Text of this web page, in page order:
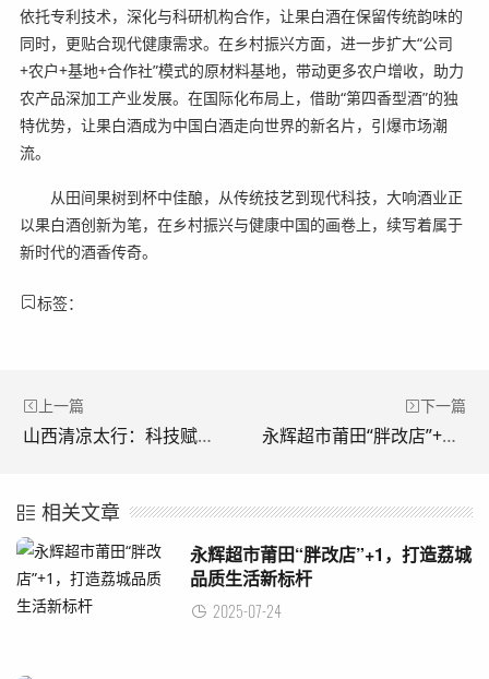
依托专利技术，深化与科研机构合作，让果白酒在保留传统韵味的
同时，更贴合现代健康需求。在乡村振兴方面，进一步扩大“公司
+农户+基地+合作社”模式的原材料基地，带动更多农户增收，助力
农产品深加工产业发展。在国际化布局上，借助“第四香型酒”的独
特优势，让果白酒成为中国白酒走向世界的新名片，引爆市场潮
流。
从田间果树到杯中佳酿，从传统技艺到现代科技，大响酒业正
以果白酒创新为笔，在乡村振兴与健康中国的画卷上，续写着属于
新时代的酒香传奇。
标签：
上一篇
山西清凉太行：科技赋能火麻产业 绘就乡村振兴太行画卷
下一篇
永辉超市莆田“胖改店”+1，打造荔城品质生活新标杆
相关文章
永辉超市莆田“胖改店”+1，打造荔城
品质生活新标杆
2025-07-24